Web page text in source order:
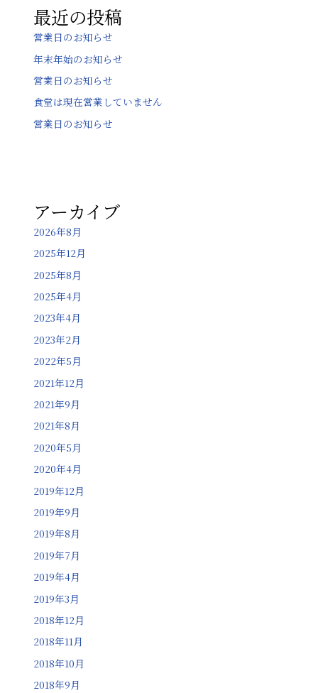
最近の投稿
営業日のお知らせ
年末年始のお知らせ
営業日のお知らせ
食堂は現在営業していません
営業日のお知らせ
アーカイブ
2026年8月
2025年12月
2025年8月
2025年4月
2023年4月
2023年2月
2022年5月
2021年12月
2021年9月
2021年8月
2020年5月
2020年4月
2019年12月
2019年9月
2019年8月
2019年7月
2019年4月
2019年3月
2018年12月
2018年11月
2018年10月
2018年9月